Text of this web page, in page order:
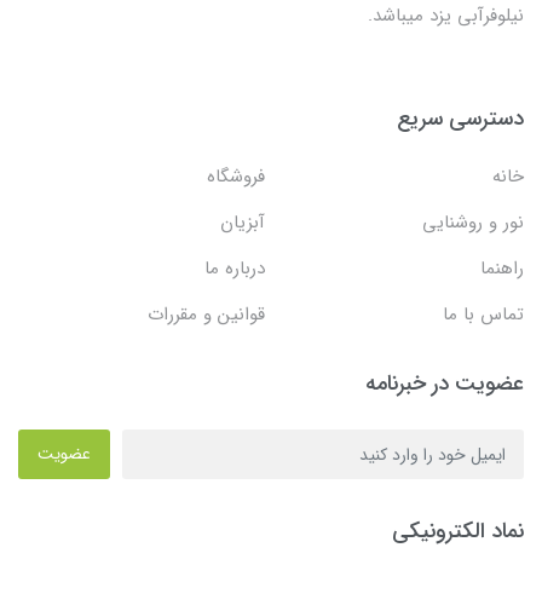
نیلوفرآبی یزد میباشد.
دسترسی سریع
خانه
فروشگاه
نور و روشنایی
آبزیان
راهنما
درباره ما
تماس با ما
قوانین و مقررات
عضویت در خبرنامه
عضویت
نماد الکترونیکی